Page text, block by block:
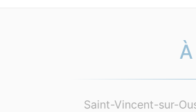
Saint-Vincent-sur-